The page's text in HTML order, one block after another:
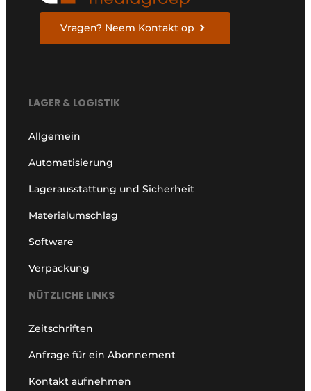
Vragen? Neem Kontakt op
LAGER & LOGISTIK
Allgemein
Automatisierung
Lagerausstattung und Sicherheit
Materialumschlag
Software
Verpackung
NÜTZLICHE LINKS
Zeitschriften
Anfrage für ein Abonnement
Kontakt aufnehmen